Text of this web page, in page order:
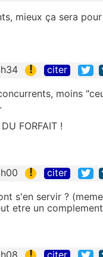
mieux ça sera
! citer
moins
FORFAIT !
! citer
s'en servir ?
etre un